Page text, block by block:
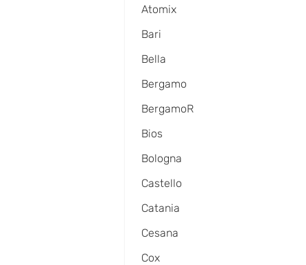
Atomix
Bari
Bella
Bergamo
BergamoR
Bios
Bologna
Castello
Catania
Cesana
Cox